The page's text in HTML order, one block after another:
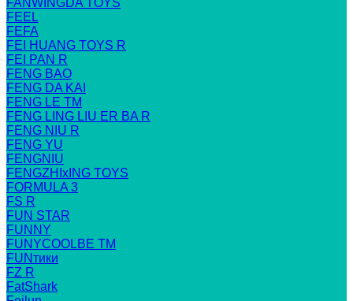
FANWINGDA TOYS
FEEL
FEFA
FEI HUANG TOYS R
FEI PAN R
FENG BAO
FENG DA KAI
FENG LE TM
FENG LING LIU ER BA R
FENG NIU R
FENG YU
FENGNIU
FENGZHIxING TOYS
FORMULA 3
FS R
FUN STAR
FUNNY
FUNYCOOLBE TM
FUNтики
FZ R
FatShark